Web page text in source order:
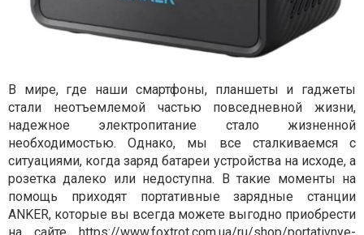
В мире, где наши смартфоны, планшеты и гаджеты
стали неотъемлемой частью повседневной жизни,
надежное электропитание стало жизненной
необходимостью. Однако, мы все сталкиваемся с
ситуациями, когда заряд батареи устройства на исходе, а
розетка далеко или недоступна. В такие моменты на
помощь приходят портативные зарядные станции
ANKER, которые вы всегда можете выгодно приобрести